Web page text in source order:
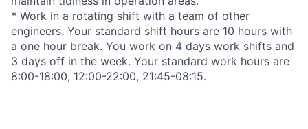
* Work in a rotating shift with a team of other
engineers. Your standard shift hours are 10 hours with
a one hour break. You work on 4 days work shifts and
3 days off in the week. Your standard work hours are
8:00-18:00, 12:00-22:00, 21:45-08:15.